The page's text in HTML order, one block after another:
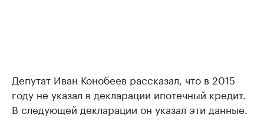
Депутат Иван Конобеев рассказал, что в 2015
году не указал в декларации ипотечный кредит.
В следующей декларации он указал эти данные.